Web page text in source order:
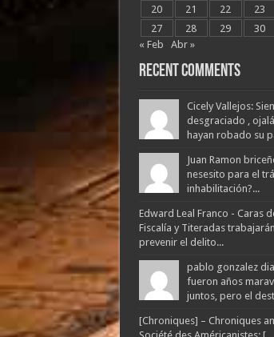
20
21 22 23
27
28 29 30
« Feb
Abr »
Recent Comments
Cicely Vallejos:
desgraciado ,
hayan robado su
Juan Ramon
nesesito para el
inhabilitación?...
Edward Leal Franco - Caras
Fiscalía y Titeradas
prevenir el delito...
pablo gonzalez
fueron años
juntos, pero el
[Chroniques] – Chroniques